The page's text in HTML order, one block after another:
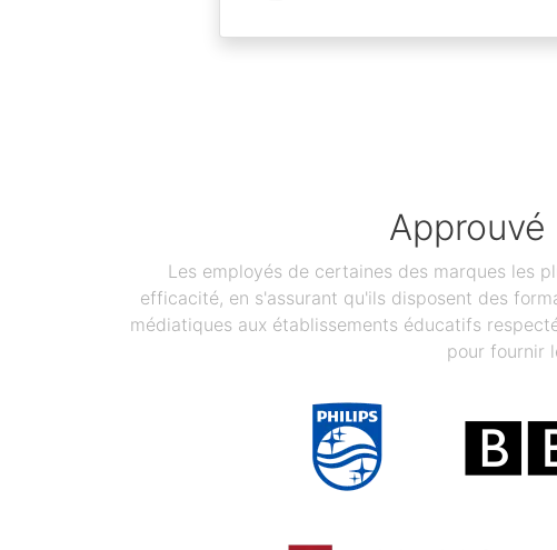
Les employés de certaines des marques les
efficacité, en s'assurant qu'ils disposent des
médiatiques aux établissements éducatifs
pour fournir